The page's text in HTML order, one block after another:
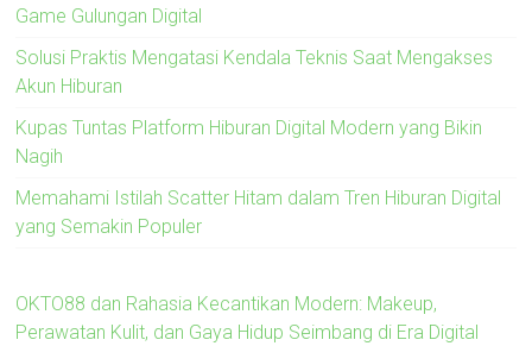
Game Gulungan Digital
Solusi Praktis Mengatasi Kendala Teknis Saat Mengakses
Akun Hiburan
Kupas Tuntas Platform Hiburan Digital Modern yang Bikin
Nagih
Memahami Istilah Scatter Hitam dalam Tren Hiburan Digital
yang Semakin Populer
OKTO88 dan Rahasia Kecantikan Modern: Makeup,
Perawatan Kulit, dan Gaya Hidup Seimbang di Era Digital